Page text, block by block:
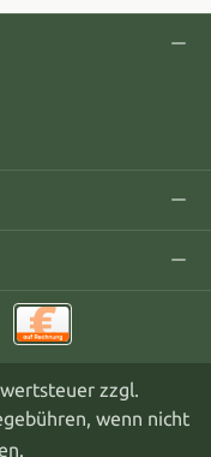
zzgl.
wenn nicht